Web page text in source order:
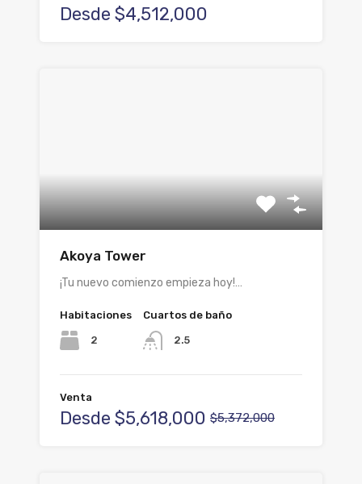
Desde $4,512,000
Akoya Tower
¡Tu nuevo comienzo empieza hoy!…
Habitaciones
2
Cuartos de baño
2.5
Venta
Desde $5,618,000 $5,372,000